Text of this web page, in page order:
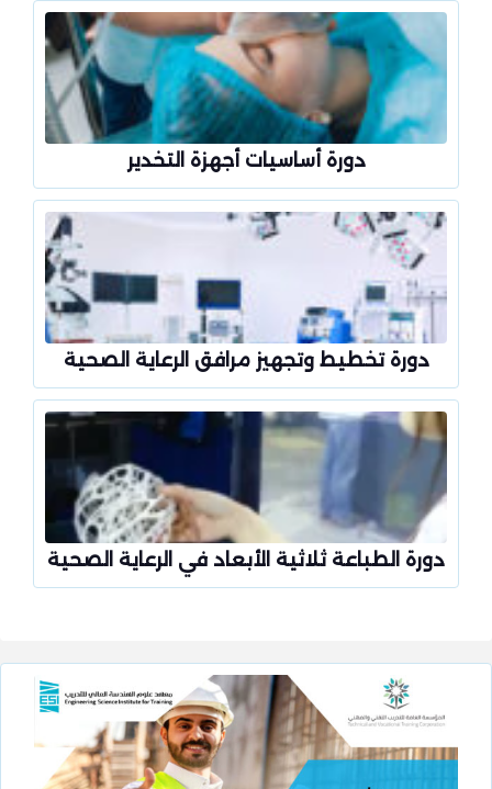
دورة أساسيات أجهزة التخدير
دورة تخطيط وتجهيز مرافق الرعاية الصحية
دورة الطباعة ثلاثية الأبعاد في الرعاية الصحية